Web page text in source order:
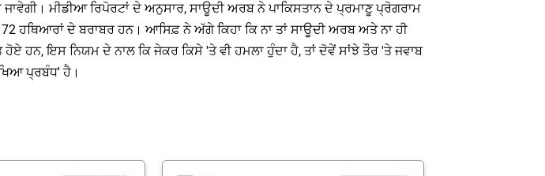
ਮੀਡੀਆ ਰਿਪੋਰਟਾਂ ਦੇ ਅਨੁਸਾਰ, ਸਾਊਦੀ ਅਰਬ ਨੇ ਪਾਕਿਸਤਾਨ ਦੇ ਪ੍ਰਮਾਣੂ ਪ੍ਰੋਗਰਾਮ
ਹਥਿਆਰਾਂ ਦੇ ਬਰਾਬਰ ਹਨ। ਆਸਿਫ਼ ਨੇ ਅੱਗੇ ਕਿਹਾ ਕਿ ਨਾ ਤਾਂ ਸਾਊਦੀ ਅਰਬ ਅਤੇ ਨਾ ਹੀ
ਹਨ, ਇਸ ਨਿਯਮ ਦੇ ਨਾਲ ਕਿ ਜੇਕਰ ਕਿਸੇ 'ਤੇ ਵੀ ਹਮਲਾ ਹੁੰਦਾ ਹੈ, ਤਾਂ ਦੋਵੇਂ ਸਾਂਝੇ ਤੌਰ 'ਤੇ ਜਵਾਬ
ਪ੍ਰਬੰਧ' ਹੈ।